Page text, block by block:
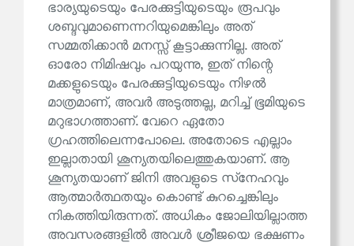
ഭാര്യയുടെയും പേരക്കുട്ടിയുടെയും രൂപവും
ശബ്ദവുമാണെന്നറിയുമെങ്കിലും അത്
സമ്മതിക്കാൻ മനസ്സ് കൂട്ടാക്കുന്നില്ല. അത്
ഓരോ നിമിഷവും പറയുന്നു, ഇത് നിന്റെ
മക്കളുടെയും പേരക്കുട്ടിയുടെയും നിഴൽ
മാത്രമാണ്, അവർ അടുത്തല്ല, മറിച്ച് ഭൂമിയുടെ
മറുഭാഗത്താണ്. വേറെ ഏതോ
ഗ്രഹത്തിലെന്നപോലെ. അതോടെ എല്ലാം
ഇല്ലാതായി ശൂന്യതയിലെത്തുകയാണ്. ആ
ശൂന്യതയാണ് ജിനി അവളുടെ സ്‌നേഹവും
ആത്മാർത്ഥതയും കൊണ്ട് കുറച്ചെങ്കിലും
നികത്തിയിരുന്നത്. അധികം ജോലിയില്ലാത്ത
അവസരങ്ങളിൽ അവൾ ശ്രീജയെ ഭക്ഷണം